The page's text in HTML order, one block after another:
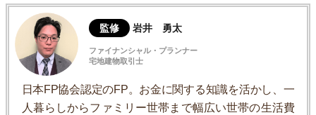
監修 岩井 勇太
ファイナンシャル・プランナー
宅地建物取引士
日本FP協会認定のFP。お金に関する知識を活かし、一
人暮らしからファミリー世帯まで幅広い世帯の生活費